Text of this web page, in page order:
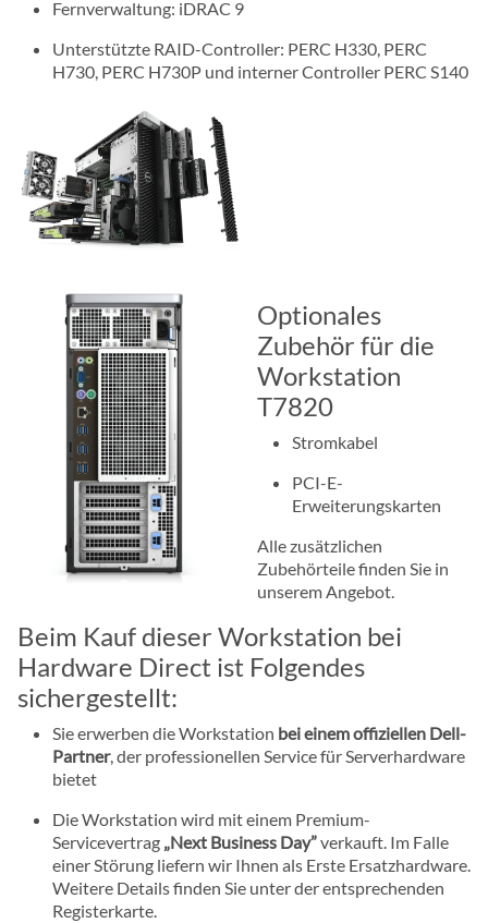
Fernverwaltung: iDRAC 9
Unterstützte RAID-Controller: PERC H330, PERC
H730, PERC H730P und interner Controller PERC S140
Optionales
Zubehör für die
Workstation
T7820
Stromkabel
PCI-E-
Erweiterungskarten
Alle zusätzlichen
Zubehörteile finden Sie in
unserem Angebot.
Beim Kauf dieser Workstation bei
Hardware Direct ist Folgendes
sichergestellt:
Sie erwerben die Workstation bei einem offiziellen Dell-
Partner, der professionellen Service für Serverhardware
bietet
Die Workstation wird mit einem Premium-
Servicevertrag „Next Business Day”verkauft. Im Falle
einer Störung liefern wir Ihnen als Erste Ersatzhardware.
Weitere Details finden Sie unter der entsprechenden
Registerkarte.